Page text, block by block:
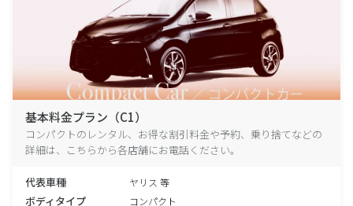
基本料金プラン（C1）
コンパクトのレンタル、お得な割引料金や予約、乗り捨てなどの
詳細は、こちらから各店舗にお電話ください。
代表車種 ヤリス 等
ボディタイプ コンパクト